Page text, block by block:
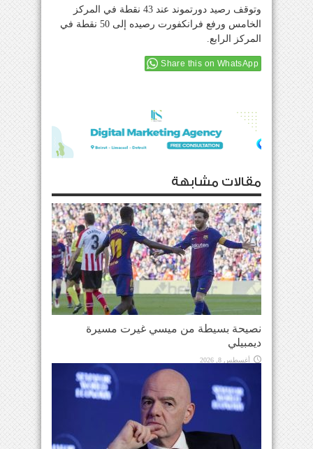
وتوقف رصيد دورتموند عند 43 نقطة في المركز
الخامس ورفع فرانكفورت رصيده إلى 50 نقطة في
المركز الرابع.
Share this on WhatsApp
مقالات مشابهة
نصيحة بسيطة من ميسي غيرت مسيرة
ديمبيلي
أغسطس 8, 2026